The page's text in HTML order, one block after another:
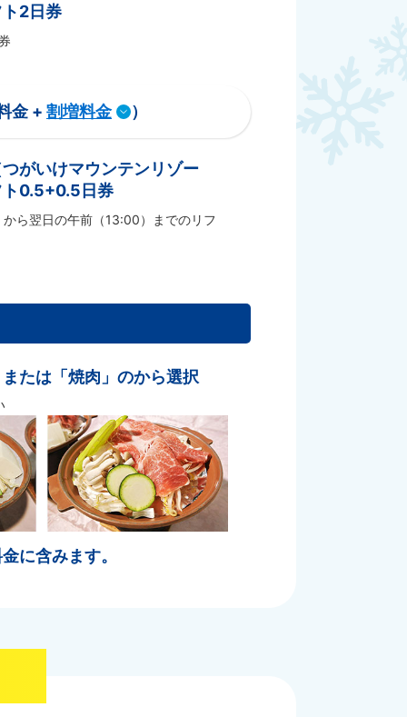
2日券
金 + 割増料金 ）
がいけマウンテンリゾー
ト0.5+0.5日券
ら翌日の午前（13:00）までのリフ
たは「焼肉」のから選択
に含みます。